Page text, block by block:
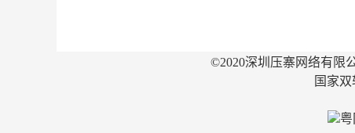
©2020深圳压寨网络有限
国家
粤